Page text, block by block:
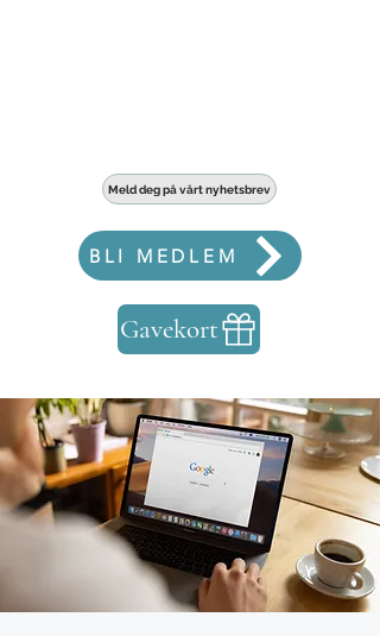
Meld deg på vårt nyhetsbrev
BLI MEDLEM
Gavekort